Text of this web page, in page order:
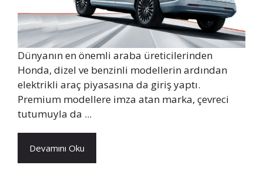
Dünyanın en önemli araba üreticilerinden
Honda, dizel ve benzinli modellerin ardından
elektrikli araç piyasasına da giriş yaptı.
Premium modellere imza atan marka, çevreci
tutumuyla da ...
Devamını Oku